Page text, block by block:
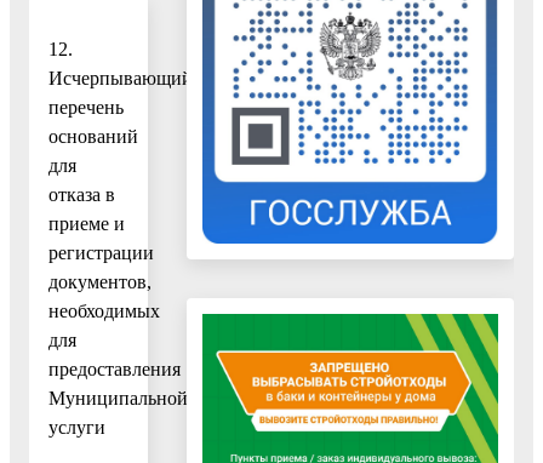
12.
Исчерпывающий
перечень
оснований
для
отказа в
приеме и
регистрации
документов,
необходимых
для
предоставления
Муниципальной
услуги